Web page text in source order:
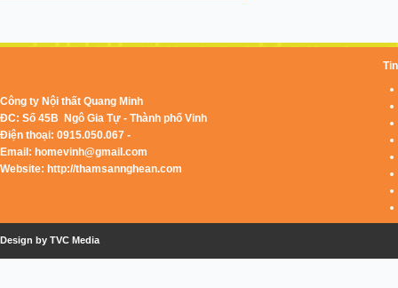
Công ty Nội thất Quang Minh
ĐC: Số 45B Ngô Gia Tự - Thành phố Vinh
Điện thoại: 0915.050.067 -
Email: homevinh@gmail.com
Website: http://thamsannghean.com
Design by TVC Media